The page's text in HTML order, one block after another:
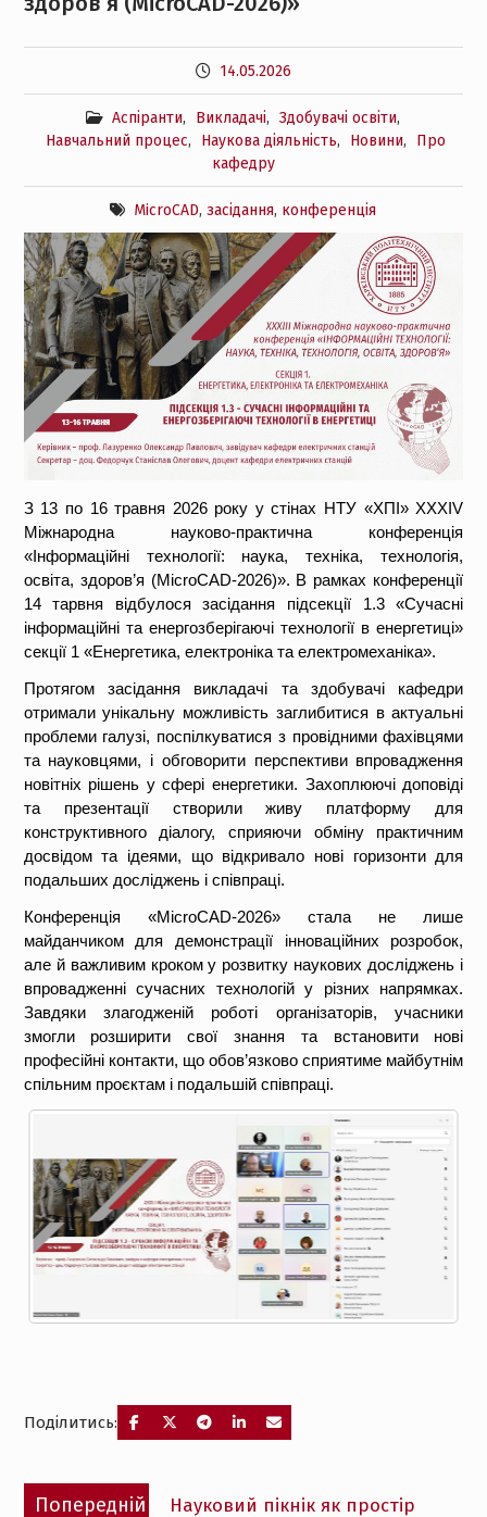
14.05.2026
Аспіранти, Викладачі, Здобувачі освіти,
Навчальний процес, Наукова діяльність, Новини,
Про
кафедру
MicroCAD,засідання, конференція
З 13 по 16 травня 2026 року у стінах НТУ «ХПІ» XXXIV
Міжнародна науково-практична конференція
«Інформаційні технології: наука, техніка, технологія,
освіта, здоров’я (MicroCAD-2026)». В рамках конференції
14 тарвня відбулося засідання підсекції 1.3 «Сучасні
інформаційні та енергозберігаючі технології в енергетиці»
секції 1 «Енергетика, електроніка та електромеханіка».
Протягом засідання викладачі та здобувачі кафедри
отримали унікальну можливість заглибитися в актуальні
проблеми галузі, поспілкуватися з провідними фахівцями
та науковцями, і обговорити перспективи впровадження
новітніх рішень у сфері енергетики. Захоплюючі доповіді
та презентації створили живу платформу для
конструктивного діалогу, сприяючи обміну практичним
досвідом та ідеями, що відкривало нові горизонти для
подальших досліджень і співпраці.
Конференція «MicroCAD-2026» стала не лише
майданчиком для демонстрації інноваційних розробок,
але й важливим кроком у розвитку наукових досліджень і
впровадженні сучасних технологій у різних напрямках.
Завдяки злагодженій роботі організаторів, учасники
змогли розширити свої знання та встановити нові
професійні контакти, що обов’язково сприятиме майбутнім
спільним проєктам і подальшій співпраці.
Поділитись:
Навігація
Попередній
Попередній
Науковий пікнік як простір